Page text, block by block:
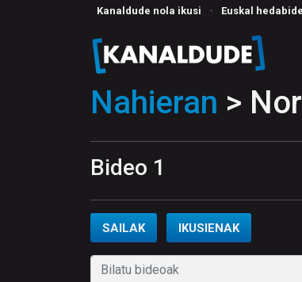
Kanaldude nola ikusi · Euskal
Nahieran >
Bideo 1
SAILAK IKUSIENAK